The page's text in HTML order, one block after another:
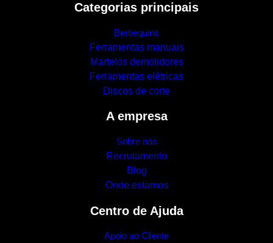
Categorias principais
Berbequins
Ferramentas manuais
Martelos demolidores
Ferramentas elétricas
Discos de corte
A empresa
Sobre nós
Recrutamento
Blog
Onde estamos
Centro de Ajuda
Apoio ao Cliente